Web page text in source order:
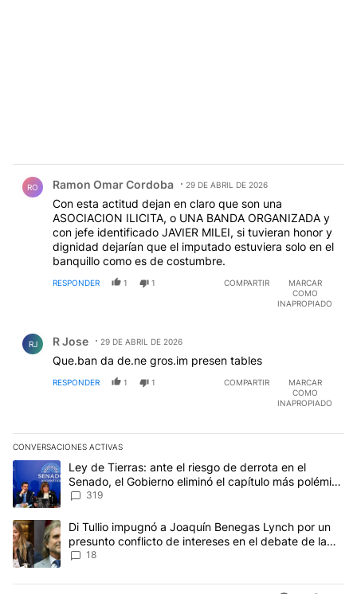
RO Ramon Omar Cordoba 29 DE ABRIL DE 2026
Con esta actitud dejan en claro que son una
ASOCIACION ILICITA, o UNA BANDA ORGANIZADA y
con jefe identificado JAVIER MILEI, si tuvieran honor y
dignidad dejarían que el imputado estuviera solo en el
banquillo como es de costumbre.
RESPONDER 1 1 COMPARTIR
MARCAR
COMO
INAPROPIADO
RJ R Jose 29 DE ABRIL DE 2026
Que.ban da de.ne gros.im presen tables
RESPONDER 1 1 COMPARTIR
MARCAR
COMO
INAPROPIADO
CONVERSACIONES ACTIVAS
Este listado muestra los artículos con más comentarios en los
Un artículo de tendencia con el título "Ley de Tierras: ante el
Ley de Tierras: ante el riesgo de derrota en el
Senado, el Gobierno eliminó el capítulo más polémico
del proyecto
319
Un artículo de tendencia con el título "Di Tullio impugnó a
Di Tullio impugnó a Joaquín Benegas Lynch por un
presunto conflicto de intereses en el debate de la
Ley de Tierras
18